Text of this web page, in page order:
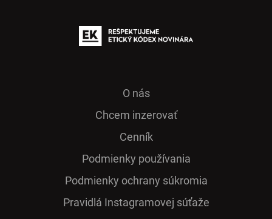
O nás
Chcem inzerovať
Cenník
Podmienky používania
Podmienky ochrany súkromia
Pra­vidlá Ins­ta­gra­mo­vej sú­ťaže